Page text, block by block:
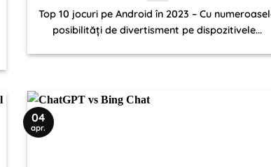
Top 10 jocuri pe Android în 2023 – Cu
posibilități de divertisment pe dispozitivele...
04
apr.